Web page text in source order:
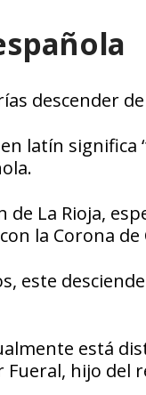
descender
latín significa
La Rioja,
la Corona de
este
está
hijo del